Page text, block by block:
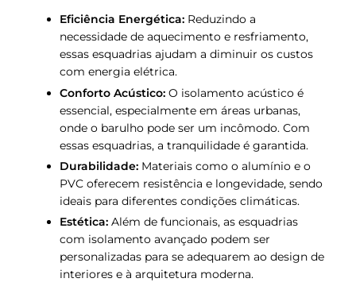
Eficiência Energética: Reduzindo a
necessidade de aquecimento e resfriamento,
essas esquadrias ajudam a diminuir os custos
com energia elétrica.
Conforto Acústico: O isolamento acústico é
essencial, especialmente em áreas urbanas,
onde o barulho pode ser um incômodo. Com
essas esquadrias, a tranquilidade é garantida.
Durabilidade: Materiais como o alumínio e o
PVC oferecem resistência e longevidade, sendo
ideais para diferentes condições climáticas.
Estética: Além de funcionais, as esquadrias
com isolamento avançado podem ser
personalizadas para se adequarem ao design de
interiores e à arquitetura moderna.